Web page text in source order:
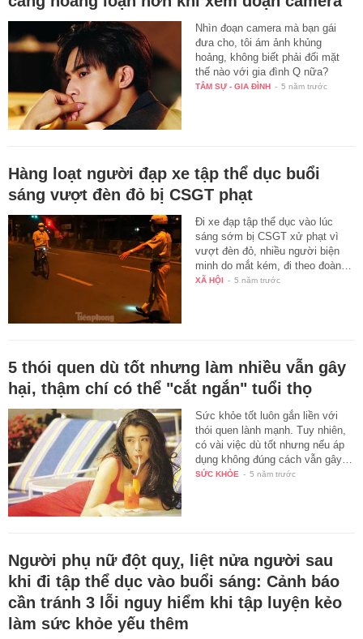
Nhìn đoạn camera mà bạn gái
đưa cho, tôi ám ảnh khủng
hoảng, không biết phải đối mặt
thế nào với gia đình Q nữa?
TÂM SỰ - GIA ĐÌNH - 5 năm trước
Hàng loạt người đạp xe tập thể dục buổi
sáng vượt đèn đỏ bị CSGT phạt
Đi xe đạp tập thể dục vào lúc
sáng sớm bị CSGT xử phạt vì
vượt đèn đỏ, nhiều người biện
minh do mắt kém, đi theo đoàn…
XÃ HỘI - 5 năm trước
5 thói quen dù tốt nhưng làm nhiều vẫn gây
hại, thậm chí có thể "cắt ngắn" tuổi thọ
Sức khỏe tốt luôn gắn liền với
thói quen lành mạnh. Tuy nhiên,
có vài việc dù tốt nhưng nếu áp
dụng không đúng cách vẫn gây…
SỨC KHỎE - 5 năm trước
Người phụ nữ đột quỵ, liệt nửa người sau
khi đi tập thể dục vào buổi sáng: Cảnh báo
cần tránh 3 lỗi nguy hiểm khi tập luyện kẻo
làm sức khỏe yếu thêm